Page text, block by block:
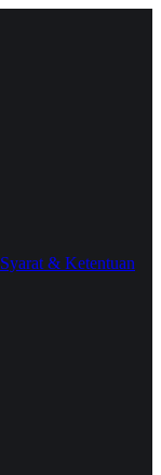
Syarat & Ketentuan